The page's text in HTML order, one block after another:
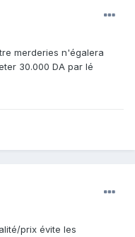
merderies n'égalera
30.000 DA par lé
prix évite les